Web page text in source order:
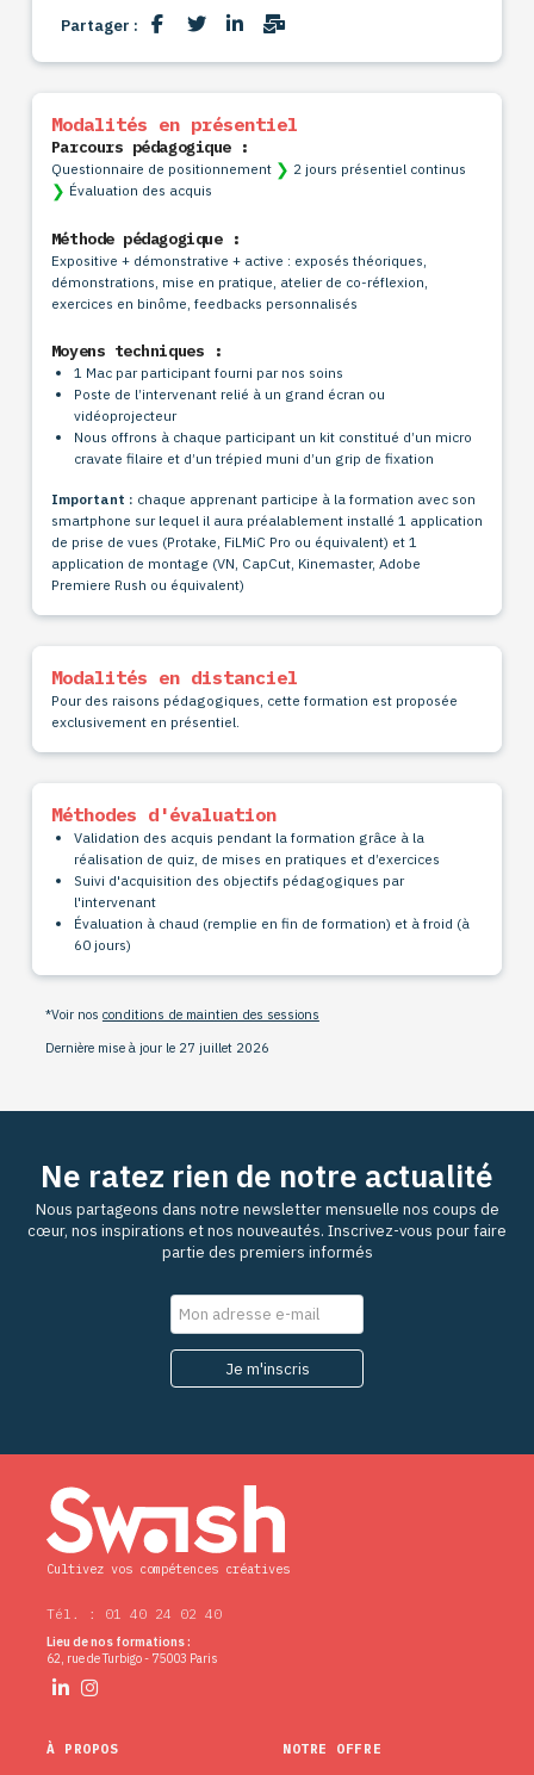
Partager :
Modalités en présentiel
Parcours pédagogique :
Questionnaire de positionnement ❯ 2 jours présentiel continus
❯ Évaluation des acquis
Méthode pédagogique :
Expositive + démonstrative + active : exposés théoriques,
démonstrations, mise en pratique, atelier de co-réflexion,
exercices en binôme, feedbacks personnalisés
Moyens techniques :
1 Mac par participant fourni par nos soins
Poste de l’intervenant relié à un grand écran ou
vidéoprojecteur
Nous offrons à chaque participant un kit constitué d’un micro
cravate filaire et d’un trépied muni d’un grip de fixation
Important : chaque apprenant participe à la formation avec son
smartphone sur lequel il aura préalablement installé 1 application
de prise de vues (Protake, FiLMiC Pro ou équivalent) et 1
application de montage (VN, CapCut, Kinemaster, Adobe
Premiere Rush ou équivalent)
Modalités en distanciel
Pour des raisons pédagogiques, cette formation est proposée
exclusivement en présentiel.
Méthodes d'évaluation
Validation des acquis pendant la formation grâce à la
réalisation de quiz, de mises en pratiques et d’exercices
Suivi d'acquisition des objectifs pédagogiques par
l'intervenant
Évaluation à chaud (remplie en fin deformation) et à froid (à
60 jours)
*Voir nos conditions de maintien des sessions
Dernière mise à jour le 27 juillet 2026
Ne ratez rien de notre actualité
Nous partageons dans notre newsletter mensuelle nos coups de
cœur, nos inspirations et nos nouveautés. Inscrivez-vous pour faire
partie des premiers informés
Cultivez vos compétences créatives
Tél. : 01 40 24 02 40
Lieu de nos formations :
62, rue de Turbigo - 75003 Paris
À PROPOS NOTRE OFFRE